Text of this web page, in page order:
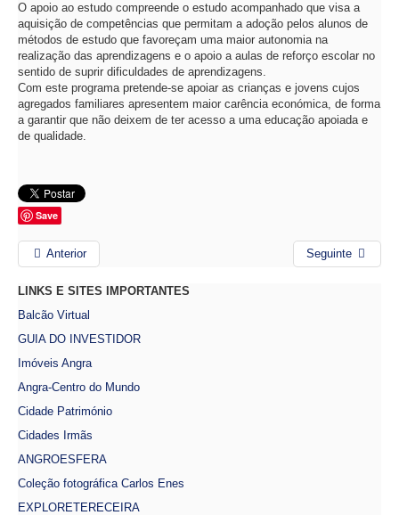
O apoio ao estudo compreende o estudo acompanhado que visa a
aquisição de competências que permitam a adoção pelos alunos de
métodos de estudo que favoreçam uma maior autonomia na
realização das aprendizagens e o apoio a aulas de reforço escolar no
sentido de suprir dificuldades de aprendizagens.
Com este programa pretende-se apoiar as crianças e jovens cujos
agregados familiares apresentem maior carência económica, de forma
a garantir que não deixem de ter acesso a uma educação apoiada e
de qualidade.
Save
Anterior Seguinte
LINKS E SITES IMPORTANTES
Balcão Virtual
GUIA DO INVESTIDOR
Imóveis Angra
Angra-Centro do Mundo
Cidade Património
Cidades Irmãs
ANGROESFERA
Coleção fotográfica Carlos Enes
EXPLORETERECEIRA